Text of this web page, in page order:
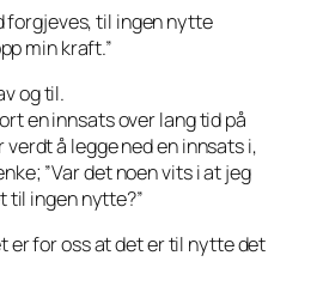
forgjeves, til ingen nytte
min kraft.”
og til.
en innsats over lang tid på
verdt å legge ned en innsats i,
”Var det noen vits i at jeg
til ingen nytte?”
er for oss at det er til nytte det